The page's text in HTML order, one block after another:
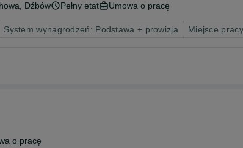
, Dźbów Pełny etat Umowa o pracę
System wynagrodzeń: Podstawa + prowizja Miejsce
o pracę